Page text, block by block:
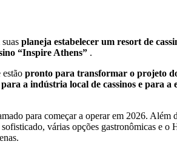
planeja estabelecer um resort de
“Inspire Athens” .
pronto para transformar o projeto
a indústria local de cassinos e para a
para começar a operar em 2026. Além
várias opções gastronômicas e